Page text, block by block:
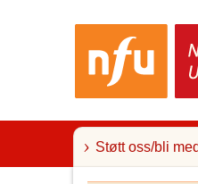
o
Støtt oss/bli